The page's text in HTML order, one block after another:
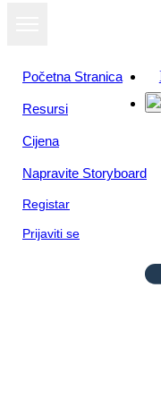
Početna Stranica
Resursi
Cijena
Napravite Storyboard
Registar
Prijaviti se
Prikaži kao
dijaprojekciju